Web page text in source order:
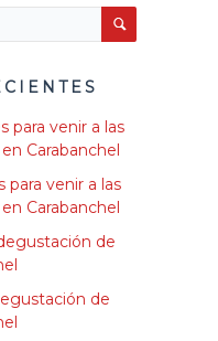
para venir a las
Carabanchel
para venir a las
Carabanchel
de
de